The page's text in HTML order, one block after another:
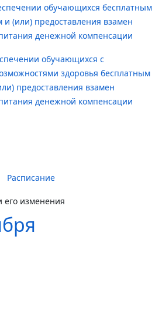
обучающихся бесплатным
(или) предоставления взамен
денежной компенсации
обучающихся с
здоровья бесплатным
предоставления взамен
денежной компенсации
Расписание
его изменения